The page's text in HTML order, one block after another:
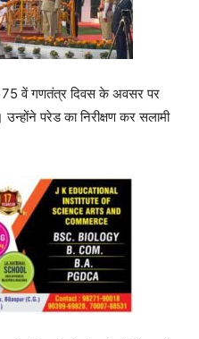
75 वें गणतंत्र दिवस के अवसर पर
परेड का निरीक्षण कर सलामी